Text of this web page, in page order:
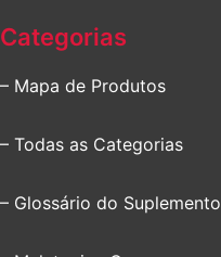
Categorias
– Mapa de Produtos
– Todas as Categorias
– Glossário do Suplemento